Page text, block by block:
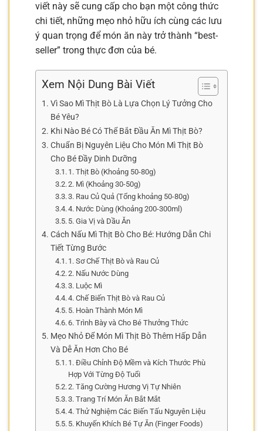
viết này sẽ cung cấp cho bạn một công thức
chi tiết, những mẹo nhỏ hữu ích cùng các lưu
ý quan trọng để món ăn này trở thành “best-
seller” trong thực đơn của bé.
Xem Nội Dung Bài Viết
Vì Sao Mì Thịt Bò Là Lựa Chọn Lý Tưởng Cho
Bé Yêu?
Khi Nào Bé Có Thể Bắt Đầu Ăn Mì Thịt Bò?
Chuẩn Bị Nguyên Liệu Cho Món Mì Thịt Bò
Cho Bé Đầy Dinh Dưỡng
1. Thịt Bò (Khoảng 50-80g)
2. Mì (Khoảng 30-50g)
3. Rau Củ Quả (Tổng khoảng 50-80g)
4. Nước Dùng (Khoảng 200-300ml)
5. Gia Vị và Dầu Ăn
Cách Nấu Mì Thịt Bò Cho Bé: Hướng Dẫn Chi
Tiết Từng Bước
1. Sơ Chế Thịt Bò và Rau Củ
2. Nấu Nước Dùng
3. Luộc Mì
4. Chế Biến Thịt Bò và Rau Củ
5. Hoàn Thành Món Mì
6. Trình Bày và Cho Bé Thưởng Thức
Mẹo Nhỏ Để Món Mì Thịt Bò Thêm Hấp Dẫn
Và Dễ Ăn Hơn Cho Bé
1. Điều Chỉnh Độ Mềm và Kích Thước Phù
Hợp Với Từng Độ Tuổi
2. Tăng Cường Hương Vị Tự Nhiên
3. Trang Trí Món Ăn Bắt Mắt
4. Thử Nghiệm Các Biến Tấu Nguyên Liệu
5. Khuyến Khích Bé Tự Ăn (Finger Foods)